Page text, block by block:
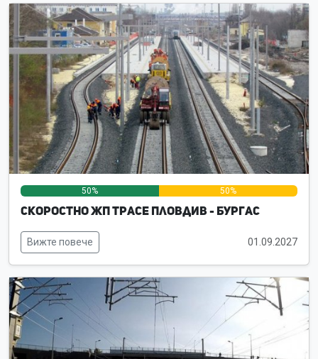
50% 50%
Скоростно жп трасе Пловдив - Бургас
Вижте повече 01.09.2027